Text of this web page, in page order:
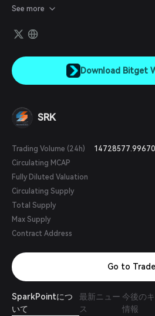
ています。主な製品・サービスには、
See more
Download Bitget
SRK
Trading Volume (24h)
Circulating MCAP
Fully Diluted Valuation
Circulating Supply
Total Supply
Max Supply
Contract Address
Go to Trade
SparkPointにつ
いて
最新ニュー
ス
今後の
情報